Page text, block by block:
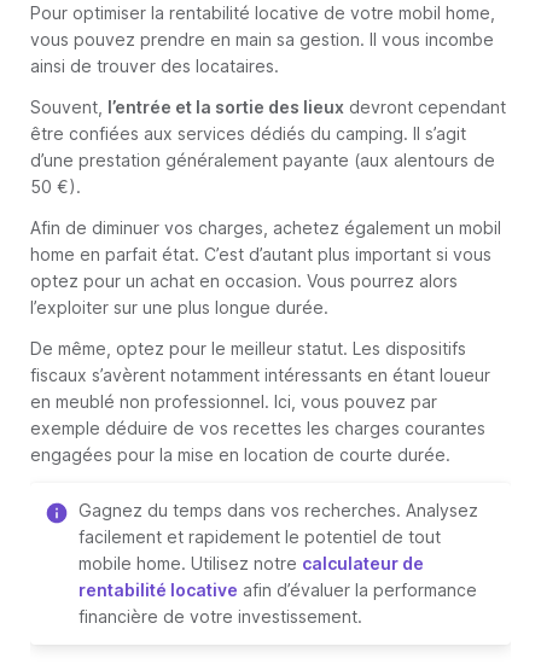
Pour optimiser la rentabilité locative de votre mobil home,
vous pouvez prendre en main sa gestion. Il vous incombe
ainsi de trouver des locataires.
Souvent, l’entrée et la sortie des lieux devront cependant
être confiées aux services dédiés du camping. Il s’agit
d’une prestation généralement payante (aux alentours de
50 €).
Afin de diminuer vos charges, achetez également un mobil
home en parfait état. C’est d’autant plus important si vous
optez pour un achat en occasion. Vous pourrez alors
l’exploiter sur une plus longue durée.
De même, optez pour le meilleur statut. Les dispositifs
fiscaux s’avèrent notamment intéressants en étant loueur
en meublé non professionnel. Ici, vous pouvez par
exemple déduire de vos recettes les charges courantes
engagées pour la mise en location de courte durée.
Gagnez du temps dans vos recherches. Analysez
facilement et rapidement le potentiel de tout
mobile home. Utilisez notre calculateur de
rentabilité locative afin d’évaluer la performance
financière de votre investissement.